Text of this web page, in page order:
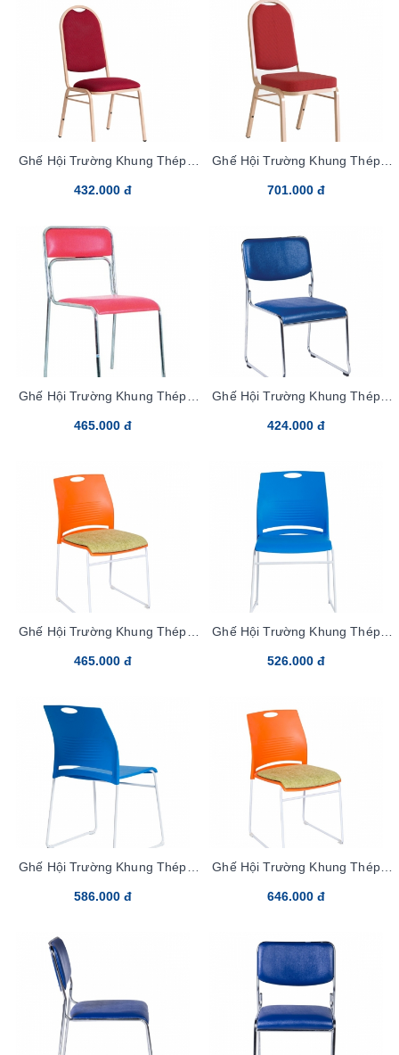
Ghế Hội Trường Khung Thép
432.000 đ
Ghế Hội Trường Khung Thép
701.000 đ
Ghế Hội Trường Khung Thép
465.000 đ
Ghế Hội Trường Khung Thép
424.000 đ
Ghế Hội Trường Khung Thép
465.000 đ
Ghế Hội Trường Khung Thép
526.000 đ
Ghế Hội Trường Khung Thép
586.000 đ
Ghế Hội Trường Khung Thép
646.000 đ